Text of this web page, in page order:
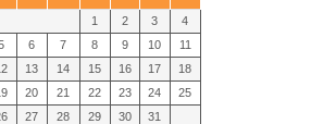
1 2 3
4
6 7 8 9 10
11
13 14 15 16 17
18
20 21 22 23 24
25
27 28 29 30
31